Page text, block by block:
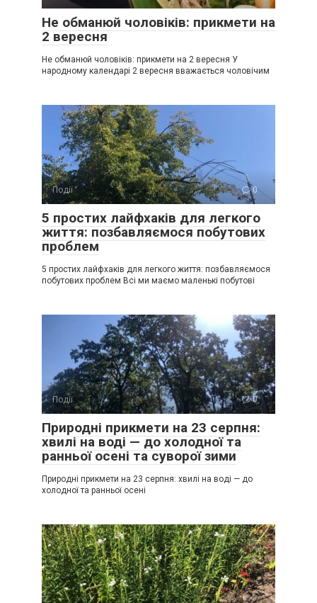
Не обманюй чоловіків: прикмети на
2 вересня
Не обманюй чоловіків: прикмети на 2 вересня У
народному календарі 2 вересня вважається чоловічим
Події 0
5 простих лайфхаків для легкого
життя: позбавляємося побутових
проблем
5 простих лайфхаків для легкого життя: позбавляємося
побутових проблем Всі ми маємо маленькі побутові
Події 0
Природні прикмети на 23 серпня:
хвилі на воді — до холодної та
ранньої осені та суворої зими
Природні прикмети на 23 серпня: хвилі на воді — до
холодної та ранньої осені